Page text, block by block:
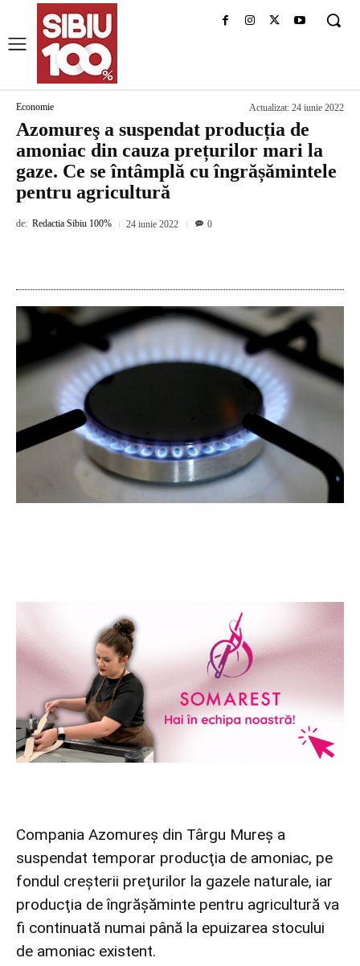
Economie Actualizat: 24 iunie 2022
Azomureş a suspendat producția de
amoniac din cauza prețurilor mari la
gaze. Ce se întâmplă cu îngrășămintele
pentru agricultură
de: Redactia Sibiu 100% 24 iunie 2022 0
Compania Azomureş din Târgu Mureş a
suspendat temporar producţia de amoniac, pe
fondul creşterii preţurilor la gazele naturale, iar
producţia de îngrăşăminte pentru agricultură va
fi continuată numai până la epuizarea stocului
de amoniac existent.